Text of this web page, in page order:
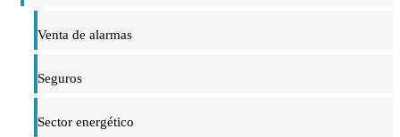
Venta de alarmas
Seguros
Sector energético